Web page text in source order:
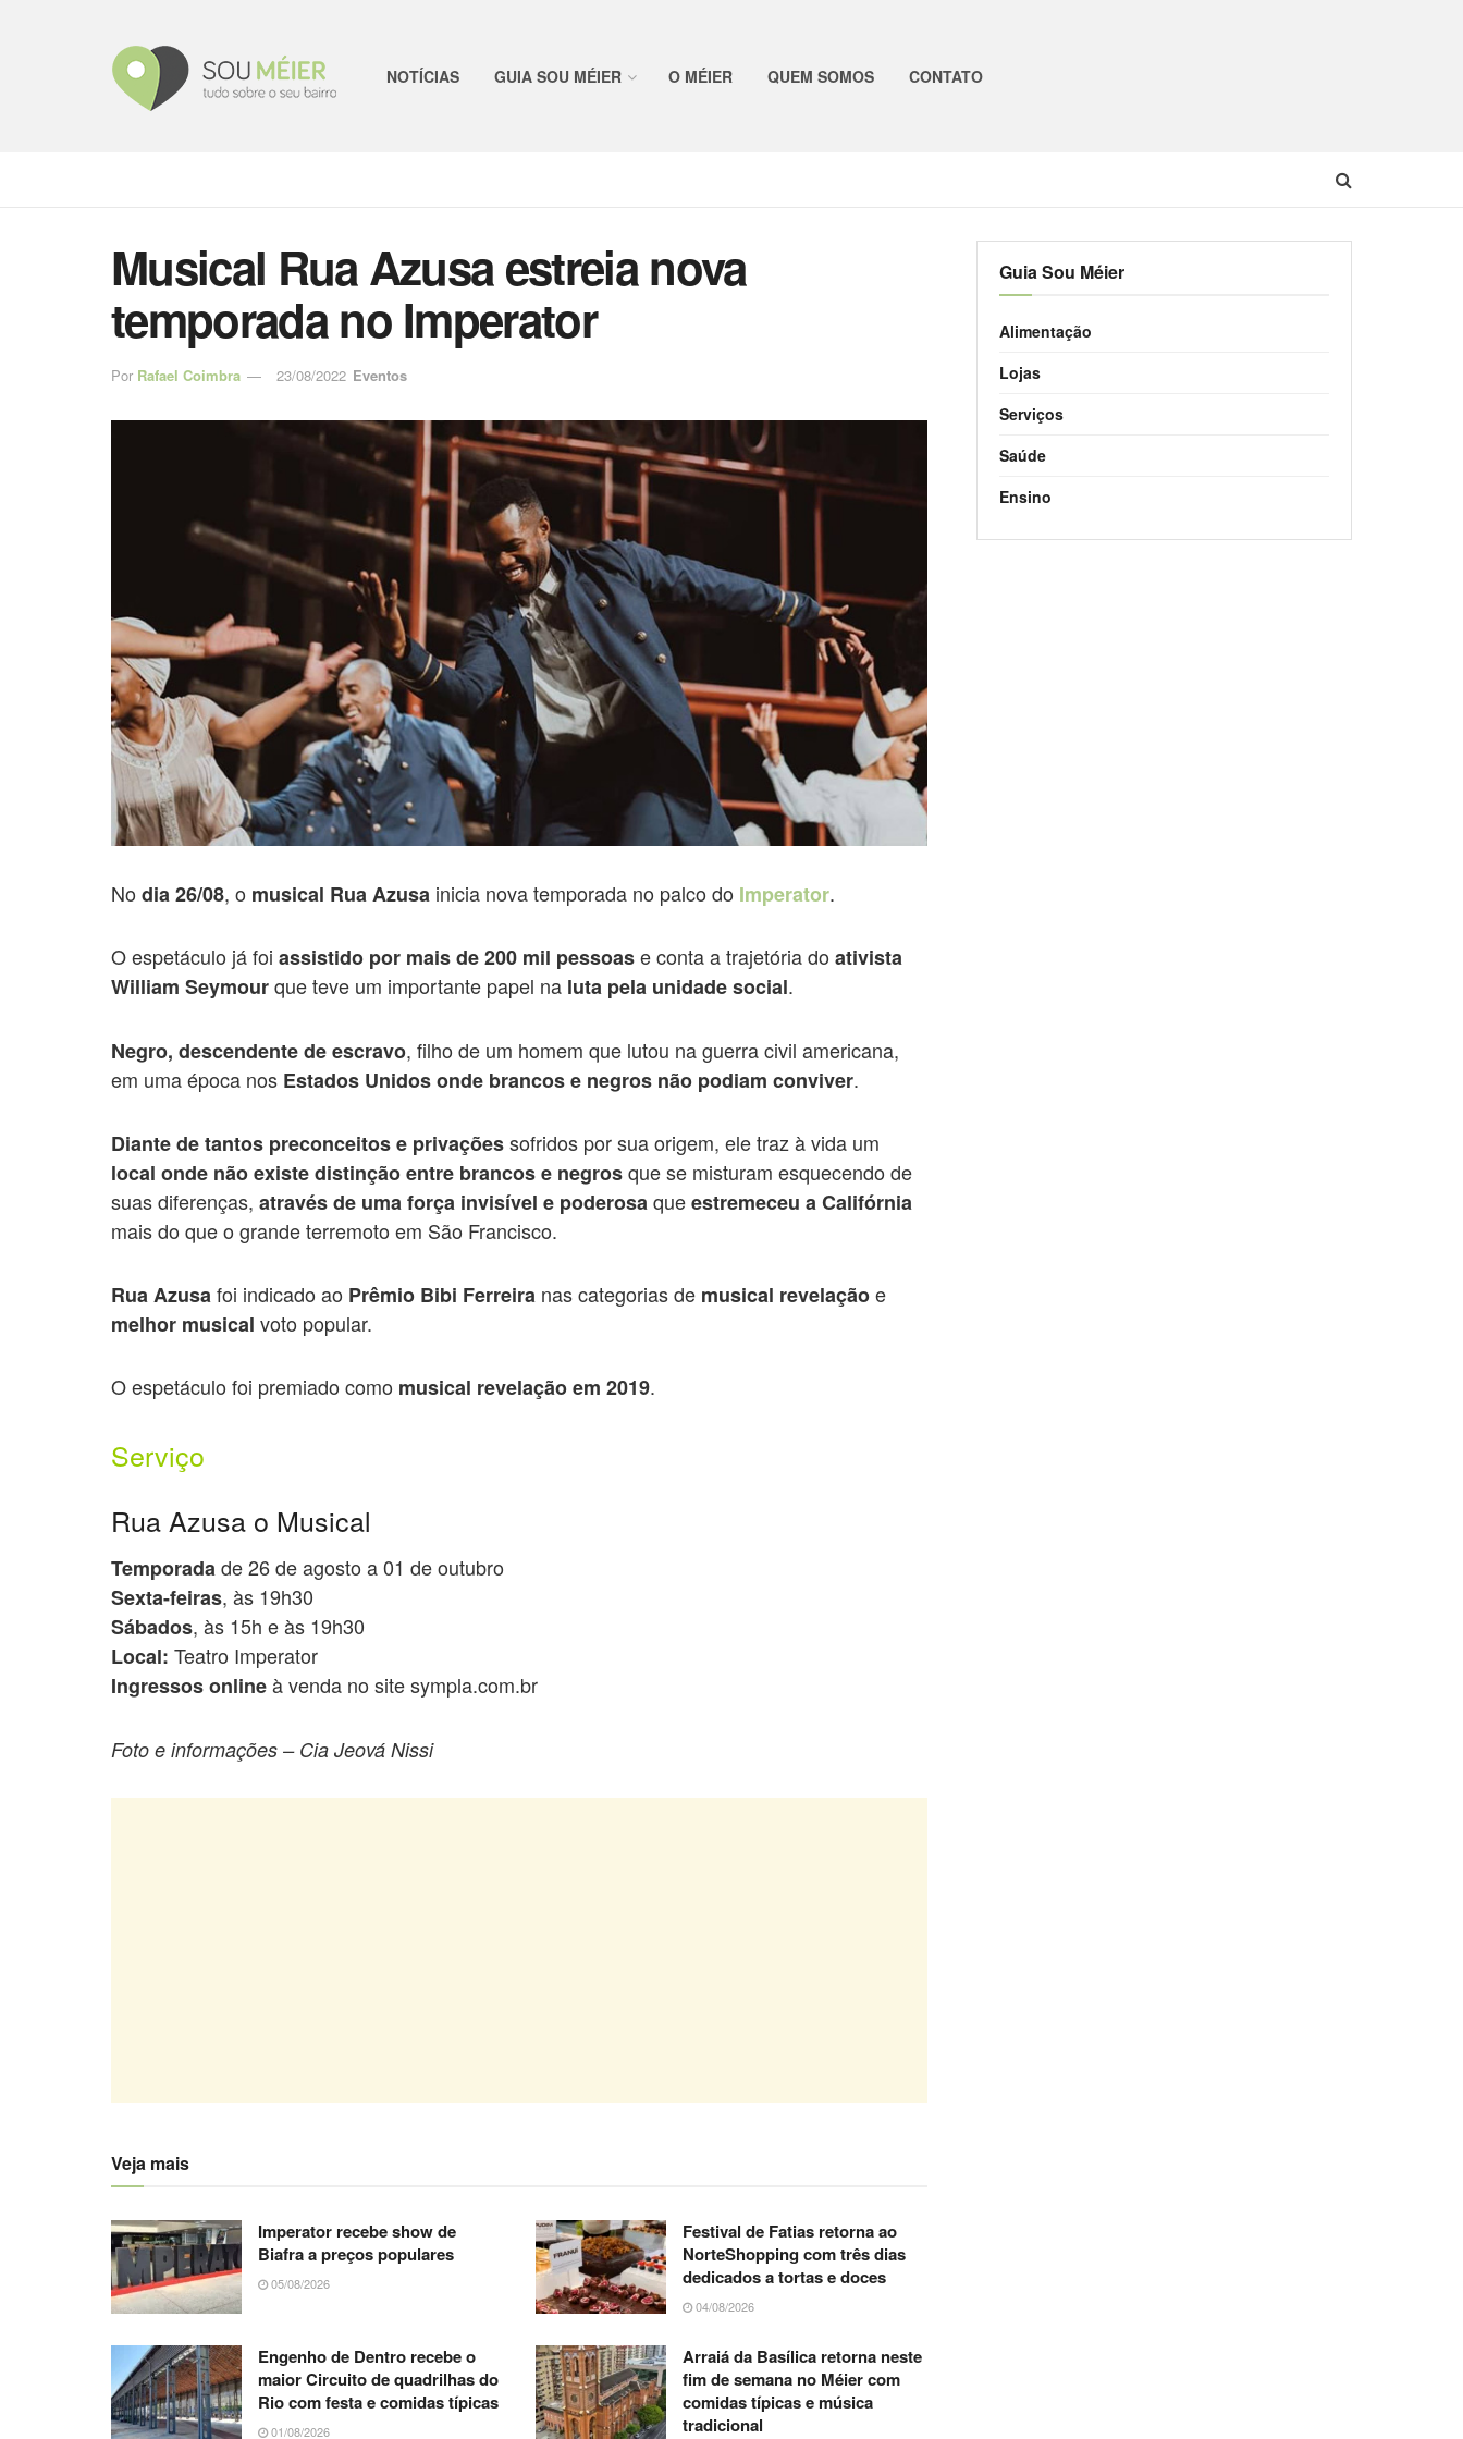
NOTÍCIAS GUIA SOU MÉIER O MÉIER QUEM SOMOS CONTATO
Musical Rua Azusa estreia nova
temporada no Imperator
Por Rafael Coimbra 23/08/2022 Eventos
No dia 26/08, o musical Rua Azusa inicia nova temporada no palco do Imperator.
O espetáculo já foi assistido por mais de 200 mil pessoase conta a trajetória do ativista
William Seymourque teve um importante papel na luta pela unidade social.
Negro, descendente de escravo, filho de um homem que lutou na guerra civil americana,
em uma época nos Estados Unidos onde brancos e negros não podiam conviver.
Diante de tantos preconceitos e privaçõessofridos por sua origem, ele traz à vida um
local onde não existe distinção entre brancos e negrosque se misturam esquecendo de
suas diferenças, através de uma força invisível e poderosaqueestremeceu a Califórnia
mais do que o grande terremoto em São Francisco.
Rua Azusafoi indicado ao Prêmio Bibi Ferreira nas categorias de musical revelaçãoe
melhor musical voto popular.
O espetáculo foi premiado como musical revelação em 2019.
Serviço
Rua Azusa o Musical
Temporadade 26 de agosto a 01 de outubro
Sexta-feiras, às 19h30
Sábados, às 15h e às 19h30
Local: Teatro Imperator
Ingressos onlineà venda no site sympla.com.br
Foto e informações – Cia Jeová Nissi
Veja mais
Imperator recebe show de
Biafra a preços populares
05/08/2026
Festival de Fatias retorna ao
NorteShopping com três dias
dedicados a tortas e doces
04/08/2026
Engenho de Dentro recebe o
maior Circuito de quadrilhas do
Rio com festa e comidas típicas
01/08/2026
Arraiá da Basílica retorna neste
fim de semana no Méier com
comidas típicas e música
tradicional
Guia Sou Méier
Alimentação
Lojas
Serviços
Saúde
Ensino